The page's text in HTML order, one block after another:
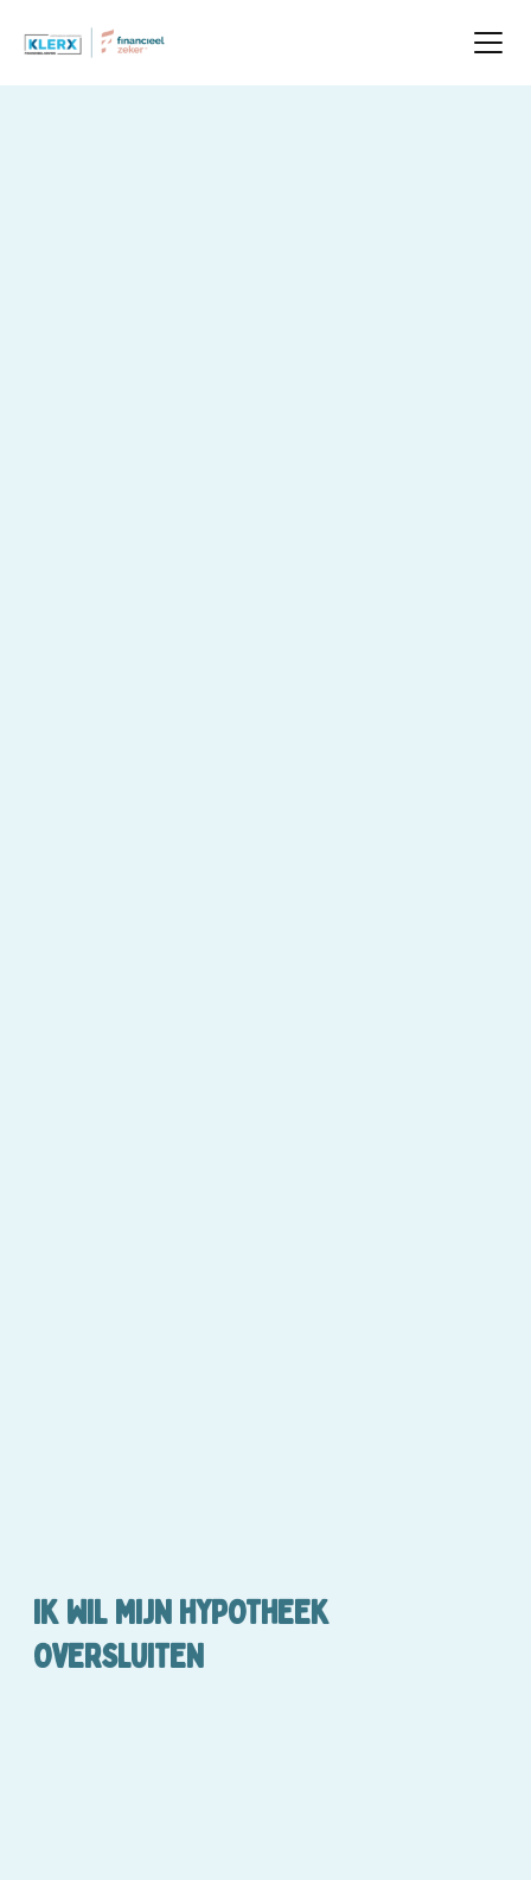
IK WIL MIJN HYPOTHEEK
OVERSLUITEN